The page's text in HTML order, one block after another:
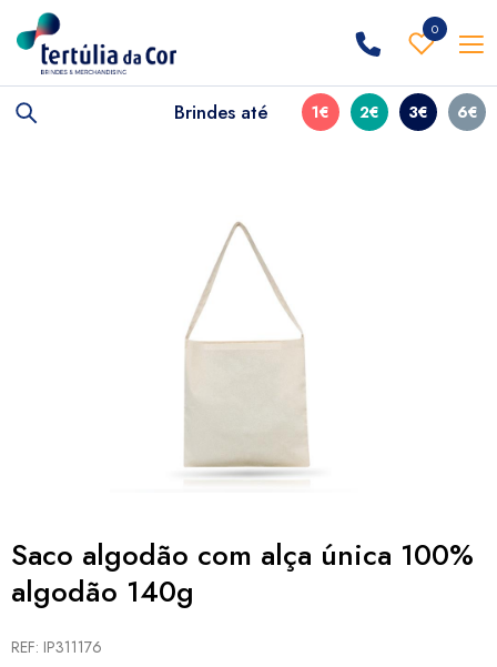
0
Brindes até 1€ 2€ 3€ 6€
Saco algodão com alça única 100%
algodão 140g
REF: IP311176